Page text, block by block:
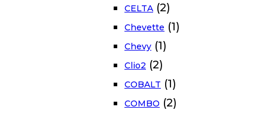
CELTA (2)
Chevette (1)
Chevy (1)
Clio2 (2)
COBALT (1)
COMBO (2)